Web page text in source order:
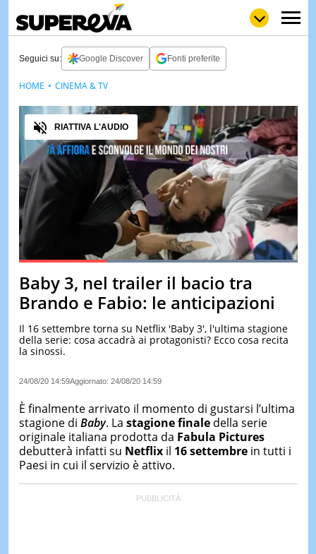
LOLGULP
LOVE
WOW
POP
NEWS
STORIE
VIDEO
& TV
QUIZ
&
TEST
LE
Seguici su: Google Discover Fonti preferite
Pause Unmute
Loaded:100.00%
Audio
RIATTIVA L'AUDIO
Baby 3, nel trailer il bacio tra
Brando e Fabio: le anticipazioni
Il 16 settembre torna su Netflix 'Baby 3', l'ultima stagione
della serie: cosa accadrà ai protagonisti? Ecco cosa recita
la sinossi.
24/08/20 14:59Aggiornato: 24/08/20 14:59
HOME CINEMA & TV
È finalmente arrivato il momento di gustarsi l’ultima
stagione di Baby. La stagione finaledella serie
originale italiana prodotta da Fabula Pictures
debutterà infatti su Netflixil 16 settembrein tutti i
Paesi in cui il servizio è attivo.